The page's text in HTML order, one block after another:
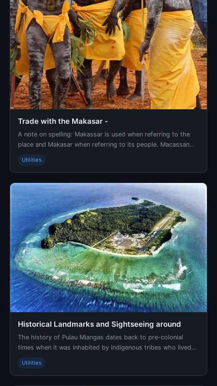
Trade with the Makasar -
A note on spelling: Makassar is used when referring to the
place and Makasar when referring to its people. Macassan
and Macassar are historic forms, often … ...
Utilities
Historical Landmarks and Sightseeing around
The history of Pulau Miangas dates back to pre-colonial
times when it was inhabited by indigenous tribes who lived
off hunting, fishing and subsistence farmi...
Utilities